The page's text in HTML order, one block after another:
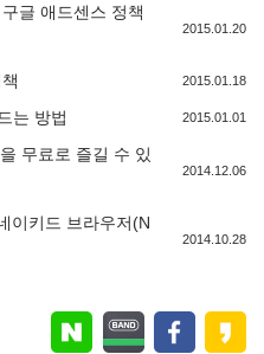
글 애드센스 정책
2015.01.20
2015.01.18
는 방법 2015.01.01
무료로 즐길 수 있
2014.12.06
이키드 브라우저(N
2014.10.28